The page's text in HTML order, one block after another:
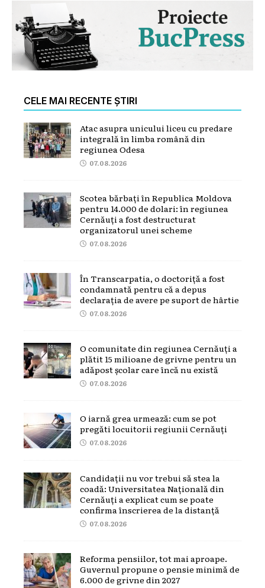
CELE MAI RECENTE ȘTIRI
Atac asupra unicului liceu cu predare
integrală în limba română din
regiunea Odesa
07.08.2026
Scotea bărbați în Republica Moldova
pentru 14.000 de dolari: în regiunea
Cernăuți a fost destructurat
organizatorul unei scheme
07.08.2026
În Transcarpatia, o doctoriță a fost
condamnată pentru că a depus
declarația de avere pe suport de hârtie
07.08.2026
O comunitate din regiunea Cernăuți a
plătit 15 milioane de grivne pentru un
adăpost școlar care încă nu există
07.08.2026
O iarnă grea urmează: cum se pot
pregăti locuitorii regiunii Cernăuți
07.08.2026
Candidații nu vor trebui să stea la
coadă: Universitatea Națională din
Cernăuți a explicat cum se poate
confirma înscrierea de la distanță
07.08.2026
Reforma pensiilor, tot mai aproape.
Guvernul propune o pensie minimă de
6.000 de grivne din 2027